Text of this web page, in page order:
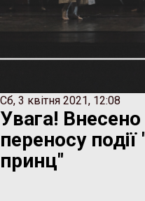
Сб, 3 квiтня 2021, 12:08
Увага!
переносу
принц"